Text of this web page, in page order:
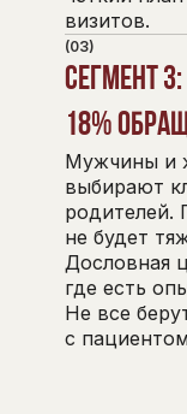
визитов.
(03)
Сегмент 3:
18%
Мужчины и
выбирают
родителей.
не будет
Дословная
где есть
Не все
с